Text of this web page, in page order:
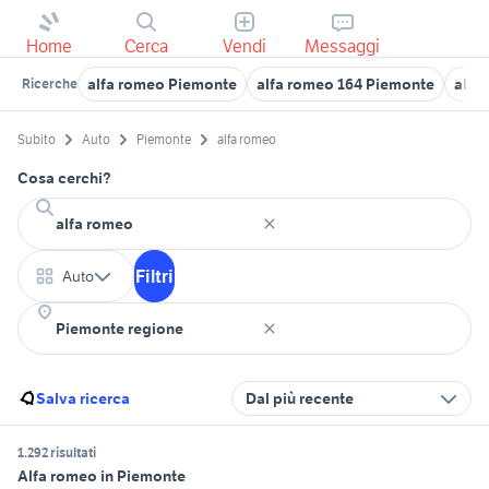
Home Cerca Vendi Messaggi
Ricerche alfa romeo Piemonte alfa romeo 164 Piemonte alfa
Subito Auto Piemonte alfa romeo
Cosa cerchi?
Auto Filtri
Salva ricerca Dal più recente
1.292 risultati
Alfa romeo in Piemonte